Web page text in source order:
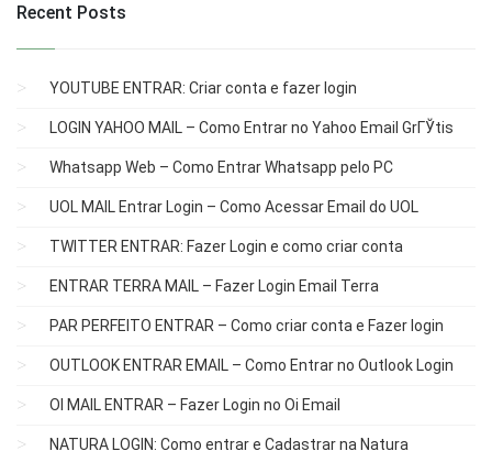
Recent Posts
YOUTUBE ENTRAR: Criar conta e fazer login
LOGIN YAHOO MAIL – Como Entrar no Yahoo Email GrГЎtis
Whatsapp Web – Como Entrar Whatsapp pelo PC
UOL MAIL Entrar Login – Como Acessar Email do UOL
TWITTER ENTRAR: Fazer Login e como criar conta
ENTRAR TERRA MAIL – Fazer Login Email Terra
PAR PERFEITO ENTRAR – Como criar conta e Fazer login
OUTLOOK ENTRAR EMAIL – Como Entrar no Outlook Login
OI MAIL ENTRAR – Fazer Login no Oi Email
NATURA LOGIN: Como entrar e Cadastrar na Natura